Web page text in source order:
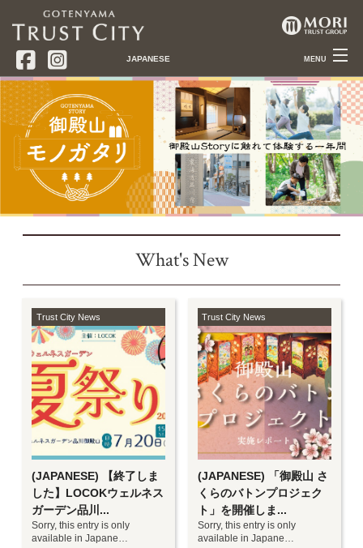
JAPANESE MENU
Trust City Newsトラストシティニュース
Local Topics品川・御殿山情報
About御殿山トラストシティとは
Gotenyama Trust City
Gotenyama Trust Tower
Ujian Tea House
Tokyo Marriott Hotel
Lounge & Dining G /Pastry & Bakery GGCo.
ショップガイド
What's New
Trust City News
(JAPANESE) 【終了しま
した】LOCOKウェルネス
ガーデン品川...
Sorry, this entry is only
available in Japane…
Trust City News
(JAPANESE) 「御殿山 さ
くらのバトンプロジェク
ト」を開催しま...
Sorry, this entry is only
available in Japane…